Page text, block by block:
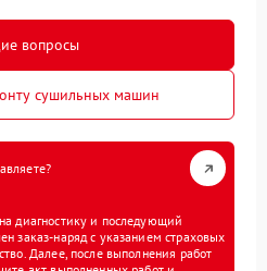
вопросы
сушильных машин
диагностику и последующий
заказ-наряд с указанием страховых
Далее, после выполнения работ